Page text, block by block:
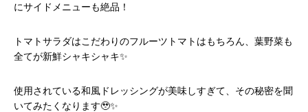
にサイドメニューも絶品！
トマトサラダはこだわりのフルーツトマトはもちろん、葉野菜も
全てが新鮮シャキシャキ✨
使用されている和風ドレッシングが美味しすぎて、その秘密を聞
いてみたくなります🥹✨